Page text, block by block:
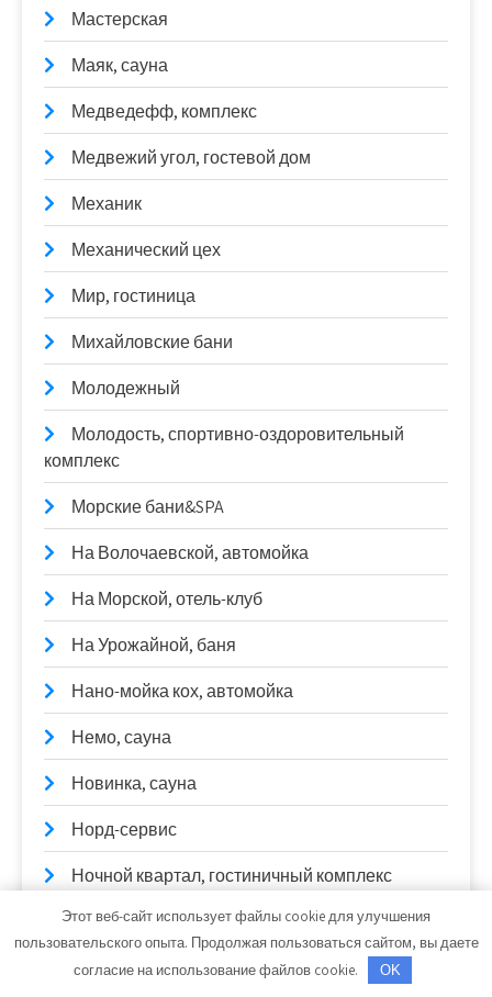
Мастерская
Маяк, сауна
Медведефф, комплекс
Медвежий угол, гостевой дом
Механик
Механический цех
Мир, гостиница
Михайловские бани
Молодежный
Молодость, спортивно-оздоровительный
комплекс
Морские бани&SPA
На Волочаевской, автомойка
На Морской, отель-клуб
На Урожайной, баня
Нано-мойка кох, автомойка
Немо, сауна
Новинка, сауна
Норд-сервис
Ночной квартал, гостиничный комплекс
НПА
Общественная баня на дровах,
Этот веб-сайт использует файлы cookie для улучшения
пользовательского опыта. Продолжая пользоваться сайтом, вы даете
согласие на использование файлов cookie.
OK